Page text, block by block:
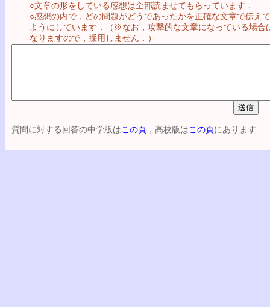
○文章の形をしている感想は全部読ませてもらっています．
○感想の内で，どの問題がどうであったかを正確な文章で伝え
ようにしています．（※なお，攻撃的な文章になっている場
なりますので，採用しません．）
質問に対する回答の中学版はこの頁 ，高校版はこの頁にあります